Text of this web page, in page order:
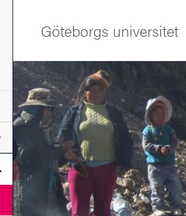
Undermeny för Studera
Undermeny för Forskning
Göteborgs universitet
Bild